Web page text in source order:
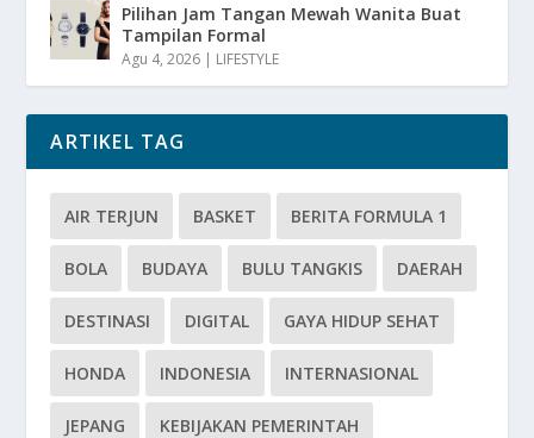
Pilihan Jam Tangan Mewah Wanita Buat
Tampilan Formal
Agu 4, 2026 | LIFESTYLE
ARTIKEL TAG
AIR TERJUN BASKET BERITA FORMULA 1
BOLA BUDAYA BULU TANGKIS DAERAH
DESTINASI DIGITAL GAYA HIDUP SEHAT
HONDA INDONESIA INTERNASIONAL
JEPANG KEBIJAKAN PEMERINTAH